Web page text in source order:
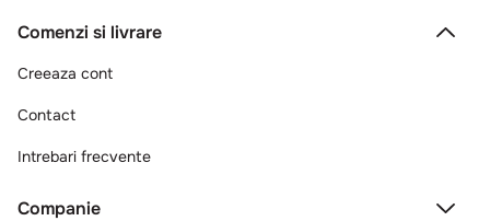
Comenzi si livrare
Creeaza cont
Contact
Intrebari frecvente
Companie